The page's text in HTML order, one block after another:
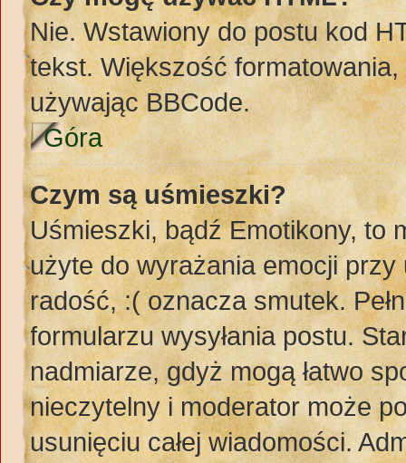
Nie. Wstawiony do postu kod
tekst. Większość
używając BBCode.
Góra
Czym są uśmieszki?
Uśmieszki, bądź Emotikony, to
użyte do wyrażania emocji
radość, :( oznacza smutek.
formularzu wysyłania postu.
nadmiarze, gdyż mogą łatwo
nieczytelny i moderator może
usunięciu całej wiadomości.